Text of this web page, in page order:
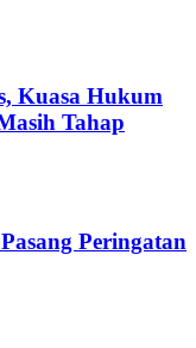
Kuasa Hukum
Tahap
Peringatan